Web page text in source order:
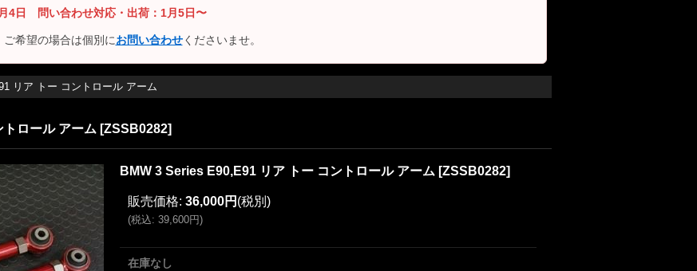
4日 問い合わせ対応・出荷：1月5日〜
希望の場合は個別にお問い合わせくださいませ。
リア トー コントロール アーム
ロール アーム [ZSSB0282]
BMW 3 Series E90,E91 リア トー コントロール アーム [ZSSB0282]
販売価格: 36,000円 (税別)
(税込: 39,600円)
在庫なし